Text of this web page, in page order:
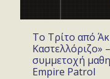
Το Τρίτο από
Καστελλόριζο»
συμμετοχή
Empire Patrol